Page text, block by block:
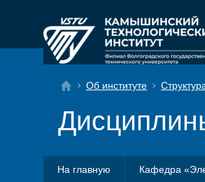
Об институте
На главную Кафедра